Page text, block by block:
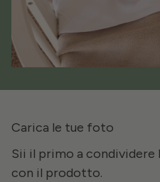
Carica le tue foto
Sii il primo a condividere
con il prodotto.